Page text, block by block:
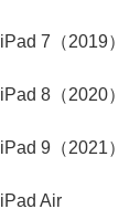
iPad 7（2019）
iPad 8（2020）
iPad 9（2021）
iPad Air